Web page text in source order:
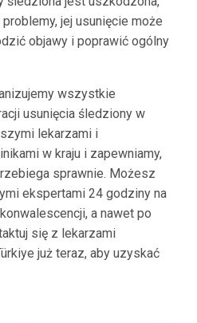
jej usunięcie może
objawy i poprawić ogólny
wszystkie
usunięcia śledziony w
lekarzami i
w kraju i zapewniamy,
sprawnie. Możesz
ekspertami 24 godziny na
a nawet po
się z lekarzami
już teraz, aby uzyskać